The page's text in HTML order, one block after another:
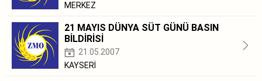
MERKEZ
21 MAYIS DÜNYA SÜT GÜNÜ BASIN
BİLDİRİSİ
21.05.2007
KAYSERİ